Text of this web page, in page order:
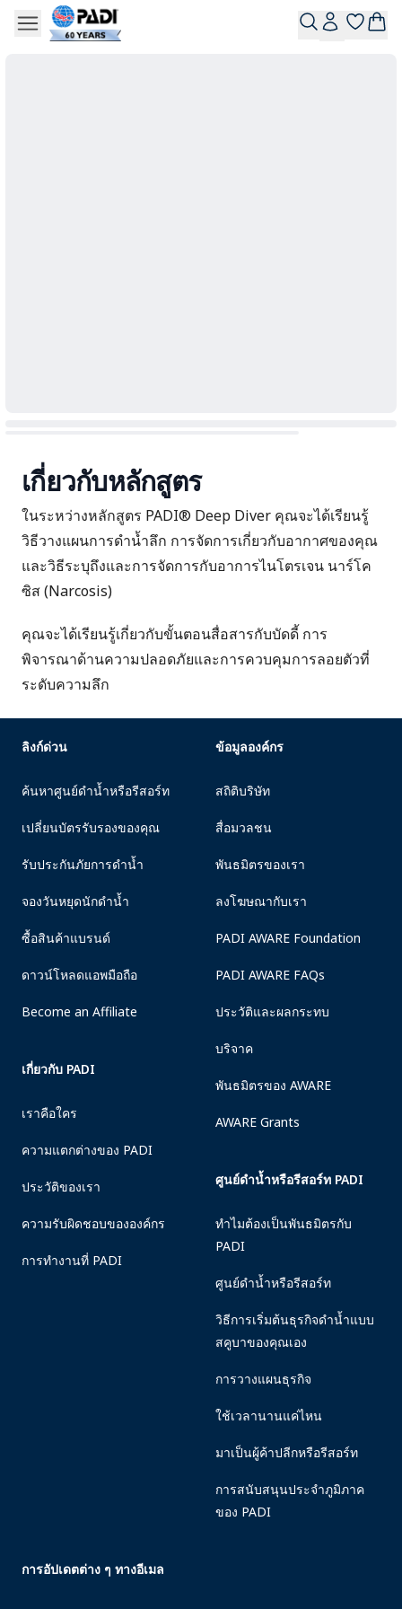
เกี่ยวกับหลักสูตร
ในระหว่างหลักสูตร PADI® Deep Diver คุณจะได้เรียนรู้
วิธีวางแผนการดำน้ำลึก การจัดการเกี่ยวกับอากาศของคุณ
และวิธีระบุถึงและการจัดการกับอาการไนโตรเจน นาร์โค
ซิส (Narcosis)
คุณจะได้เรียนรู้เกี่ยวกับขั้นตอนสื่อสารกับบัดดี้ การ
พิจารณาด้านความปลอดภัยและการควบคุมการลอยตัวที่
ระดับความลึก
ลิงก์ด่วน
ค้นหาศูนย์ดำน้ำหรือรีสอร์ท
เปลี่ยนบัตรรับรองของคุณ
รับประกันภัยการดำน้ำ
จองวันหยุดนักดำน้ำ
ซื้อสินค้าแบรนด์
ดาวน์โหลดแอพมือถือ
Become an Affiliate
เกี่ยวกับ PADI
เราคือใคร
ความแตกต่างของ PADI
ประวัติของเรา
ความรับผิดชอบขององค์กร
การทำงานที่ PADI
ข้อมูลองค์กร
สถิติบริษัท
สื่อมวลชน
พันธมิตรของเรา
ลงโฆษณากับเรา
PADI AWARE Foundation
PADI AWARE FAQs
ประวัติและผลกระทบ
บริจาค
พันธมิตรของ AWARE
AWARE Grants
ศูนย์ดำน้ำหรือรีสอร์ท PADI
ทำไมต้องเป็นพันธมิตรกับ
PADI
ศูนย์ดำน้ำหรือรีสอร์ท
วิธีการเริ่มต้นธุรกิจดำน้ำแบบ
สคูบาของคุณเอง
การวางแผนธุรกิจ
ใช้เวลานานแค่ไหน
มาเป็นผู้ค้าปลีกหรือรีสอร์ท
การสนับสนุนประจำภูมิภาค
ของ PADI
การอัปเดตต่าง ๆ ทางอีเมล